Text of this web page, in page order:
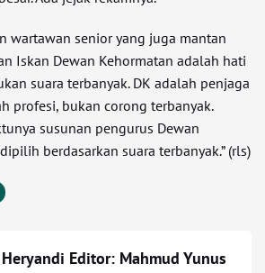
wartawan senior yang juga mantan
Iskan Dewan Kehormatan adalah hati
suara terbanyak. DK adalah penjaga
profesi, bukan corong terbanyak.
susunan pengurus Dewan
berdasarkan suara terbanyak.” (rls)
Heryandi Editor: Mahmud Yunus